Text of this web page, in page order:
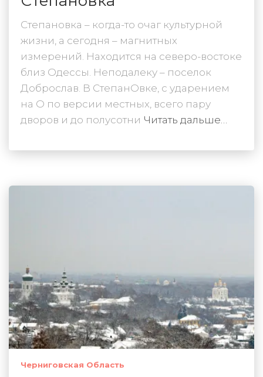
Степановка – когда-то очаг культурной
жизни, а сегодня – магнитных
измерений. Находится на северо-востоке
близ Одессы. Неподалеку – поселок
Доброслав. В СтепанОвке, с ударением
на О по версии местных, всего пару
дворов и до полусотни Читать дальше…
Черниговская Область